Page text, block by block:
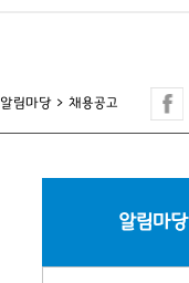
알림마당 > 채용공고
알림마당